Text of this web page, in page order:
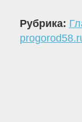
Рубрика: